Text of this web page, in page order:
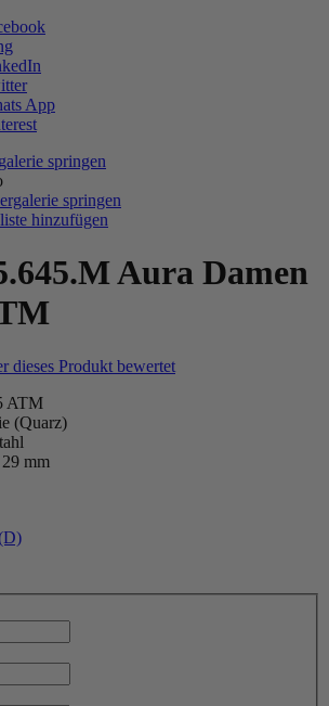
springen
springen
hinzufügen
Aura Damen
dieses Produkt bewertet
ATM
(Quarz)
mm